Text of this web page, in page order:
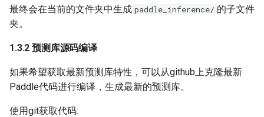
最终会在当前的文件夹中生成 paddle_inference/ 的子文件
夹。
1.3.2 预测库源码编译
如果希望获取最新预测库特性，可以从github上克隆最新
Paddle代码进行编译，生成最新的预测库。
使用git获取代码: